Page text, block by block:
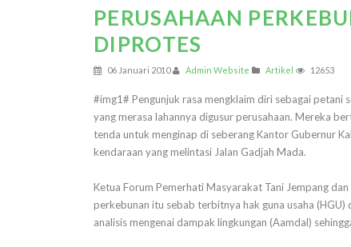
PERUSAHAAN
DIPROTES
06 Januari 2010 Admin Website Artikel 12653
#img1# Pengunjuk rasa mengklaim diri sebagai petani
yang merasa lahannya digusur perusahaan. Mereka
tenda untuk menginap di seberang Kantor Gubernur
kendaraan yang melintasi Jalan Gadjah Mada.
Ketua Forum Pemerhati Masyarakat Tani Jempang
perkebunan itu sebab terbitnya hak guna usaha
analisis mengenai dampak lingkungan (Aamdal)